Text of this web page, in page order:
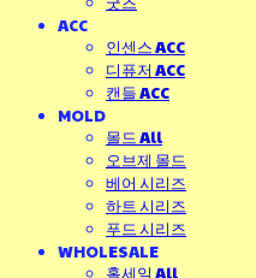
ACC
인센스 ACC
디퓨저 ACC
캔들 ACC
MOLD
몰드 All
오브제 몰드
베어 시리즈
하트 시리즈
푸드 시리즈
WHOLESALE
홀세일 All